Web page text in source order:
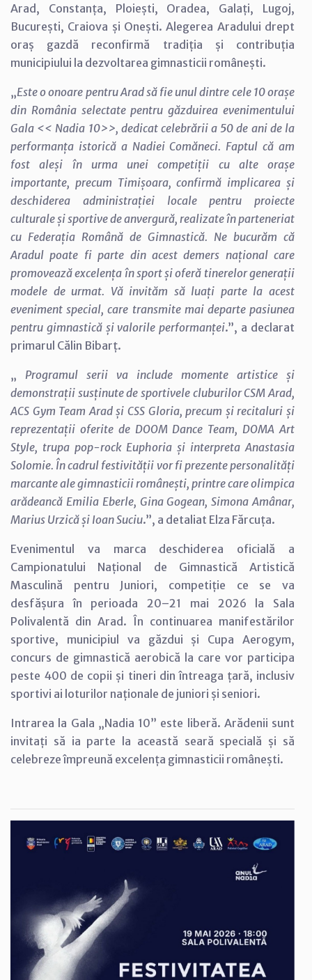
Arad, Constanța, Ploiești, Oradea, Galați, Lugoj,
București, Craiova și Onești. Alegerea Aradului drept
oraș gazdă reconfirmă tradiția și contribuția
municipiului la dezvoltarea gimnasticii românești.
„Este o onoare pentru Arad să fie unul dintre cele 10 orașe
din România selectate pentru găzduirea evenimentului
Gala << Nadia 10>>, dedicat celebrării a 50 de ani de la
performanța istorică a Nadiei Comăneci. Faptul că am
fost aleși în urma unei competiții cu alte orașe
importante, precum Timișoara, confirmă implicarea și
deschiderea administrației locale pentru proiecte
culturale și sportive de anvergură, realizate în parteneriat
cu Federația Română de Gimnastică. Ne bucurăm că
Aradul poate fi parte din acest demers național care
promovează excelența în sport și oferă tinerelor generații
modele de urmat. Vă invităm să luați parte la acest
eveniment special, care transmite mai departe pasiunea
pentru gimnastică și valorile performanței.”, a declarat
primarul Călin Bibarț.
„ Programul serii va include momente artistice și
demonstrații susținute de sportivele cluburilor CSM Arad,
ACS Gym Team Arad și CSS Gloria, precum și recitaluri și
reprezentații oferite de DOOM Dance Team, DOMA Art
Style, trupa pop-rock Euphoria și interpreta Anastasia
Solomie. În cadrul festivității vor fi prezente personalități
marcante ale gimnasticii românești, printre care olimpica
arădeancă Emilia Eberle, Gina Gogean, Simona Amânar,
Marius Urzică și Ioan Suciu.”, a detaliat Elza Fărcuța.
Evenimentul va marca deschiderea oficială a
Campionatului Național de Gimnastică Artistică
Masculină pentru Juniori, competiție ce se va
desfășura în perioada 20–21 mai 2026 la Sala
Polivalentă din Arad. În continuarea manifestărilor
sportive, municipiul va găzdui și Cupa Aerogym,
concurs de gimnastică aerobică la care vor participa
peste 400 de copii și tineri din întreaga țară, inclusiv
sportivi ai loturilor naționale de juniori și seniori.
Intrarea la Gala „Nadia 10” este liberă. Arădenii sunt
invitați să ia parte la această seară specială și să
celebreze împreună excelența gimnasticii românești.